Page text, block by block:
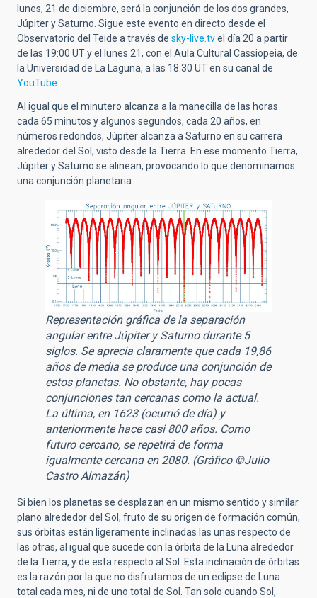
lunes, 21 de diciembre, será la conjunción de los dos grandes,
Júpiter y Saturno. Sigue este evento en directo desde el
Observatorio del Teide a través de sky-live.tvel día 20 a partir
de las 19:00 UT y el lunes 21, con el Aula Cultural Cassiopeia, de
la Universidad de La Laguna, a las 18:30 UT en su canal de
YouTube
Al igual que el minutero alcanza a la manecilla de las horas
cada 65 minutos y algunos segundos, cada 20 años, en
números redondos, Júpiter alcanza a Saturno en su carrera
alrededor del Sol, visto desde la Tierra. En ese momento Tierra,
Júpiter y Saturno se alinean, provocando lo que denominamos
una conjunción planetaria.
Representación gráfica de la separación
angular entre Júpiter y Saturno durante 5
siglos. Se aprecia claramente que cada 19,86
años de media se produce una conjunción de
estos planetas. No obstante, hay pocas
conjunciones tan cercanas como la actual.
La última, en 1623 (ocurrió de día) y
anteriormente hace casi 800 años. Como
futuro cercano, se repetirá de forma
igualmente cercana en 2080. (Gráfico ©Julio
Castro Almazán)
Si bien los planetas se desplazan en un mismo sentido y similar
plano alrededor del Sol, fruto de su origen de formación común,
sus órbitas están ligeramente inclinadas las unas respecto de
las otras, al igual que sucede con la órbita de la Luna alrededor
de la Tierra, y de esta respecto al Sol. Esta inclinación de órbitas
es la razón por la que no disfrutamos de un eclipse de Luna
total cada mes, ni de uno total de Sol. Tan solo cuando Sol,